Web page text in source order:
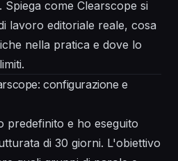
come Clearscope si
lavoro editoriale reale, cosa
nella pratica e dove lo
configurazione e
predefinito e ho eseguito
di 30 giorni. L'obiettivo